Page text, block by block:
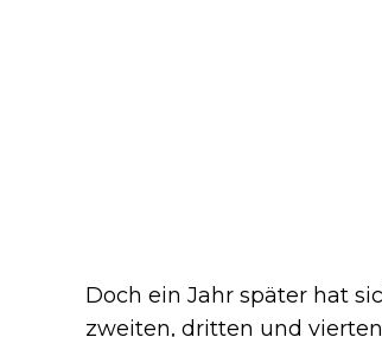
Doch ein Jahr später hat
zweiten, dritten und